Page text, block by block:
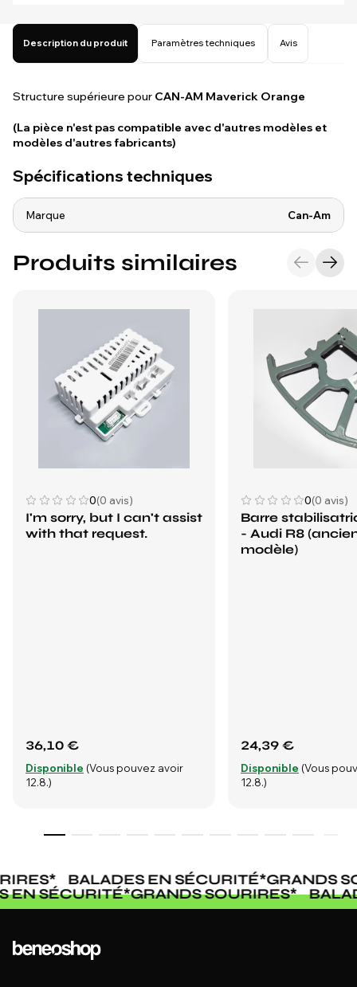
Description du produit Paramètres techniques Avis
Structure supérieure pour CAN-AM Maverick Orange
(La pièce n'est pas compatible avec d'autres modèles et
modèles d'autres fabricants)
Spécifications techniques
Marque Can-Am
Produits similaires
0(0 avis)
I'm sorry, but I can't assist
with that request.
36,10 €
Disponible (Vous pouvez avoir
12.8.)
0(0 avis)
Barre
- Audi R8
modèle)
24,39 €
Disponible (Vous
12.8.)
* BALADES EN SÉCURITÉ*GRANDS
EN SÉCURITÉ*GRANDS SOURIRES*